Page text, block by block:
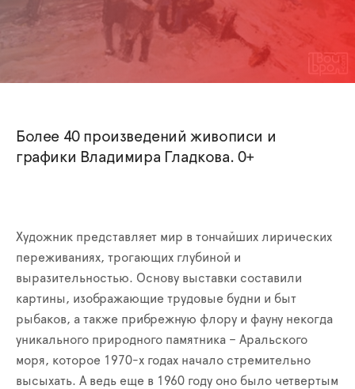
Более 40 произведений живописи и
графики Владимира Гладкова. 0+
Художник представляет мир в тончайших лирических
переживаниях, трогающих глубиной и
выразительностью. Основу выставки составили
картины, изображающие трудовые будни и быт
рыбаков, а также прибрежную флору и фауну некогда
уникального природного памятника – Аральского
моря, которое 1970-х годах начало стремительно
высыхать. А ведь еще в 1960 году оно было четвертым